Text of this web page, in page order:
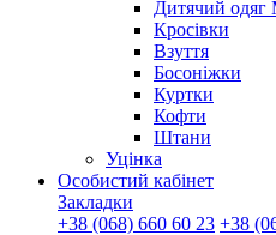
Дитячий одяг
Кросівки
Взуття
Босоніжки
Куртки
Кофти
Штани
Уцінка
Особистий кабінет
Закладки
+38 (068) 660 60 23 +38